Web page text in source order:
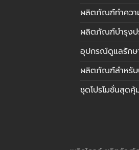
ผลิตภัณฑ์ทำควา
ผลิตภัณฑ์บำรุงป
อุปกรณ์ดูแลรักษ
ผลิตภัณฑ์สำหรับ
ชุดโปรโมชั่นสุดคุ้